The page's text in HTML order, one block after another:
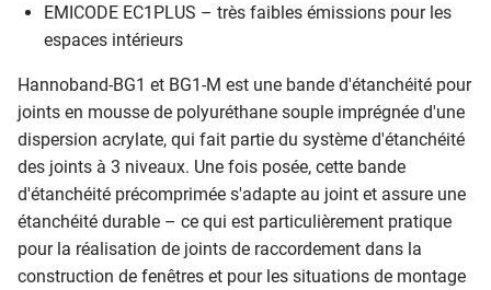
EMICODE EC1PLUS – très faibles émissions pour les
espaces intérieurs
Hannoband-BG1 et BG1-M est une bande d'étanchéité pour
joints en mousse de polyuréthane souple imprégnée d'une
dispersion acrylate, qui fait partie du système d'étanchéité
des joints à 3 niveaux. Une fois posée, cette bande
d'étanchéité précomprimée s'adapte au joint et assure une
étanchéité durable – ce qui est particulièrement pratique
pour la réalisation de joints de raccordement dans la
construction de fenêtres et pour les situations de montage